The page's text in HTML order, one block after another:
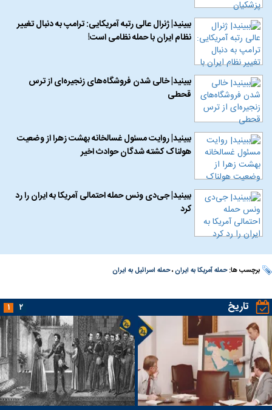
ببینید| ژنرال عالی رتبه آمریکایی: ترامپ به دنبال تغییر
نظام ایران با حمله نظامی است!
ببینید| خالی شدن فروشگاه‌های زنجیره‌ای از ترس
قحطی
ببینید| روایت مسئول غسالخانه بهشت زهرا از وضعیت
هولناک کشته شدگان حوادث اخیر
ببینید| جی‌دی ونس حمله احتمالی آمریکا به ایران را رد
کرد
برچسب ها:حمله آمریکا به ایران،حمله اسرائیل به ایران
تاریخ ۱ ۲